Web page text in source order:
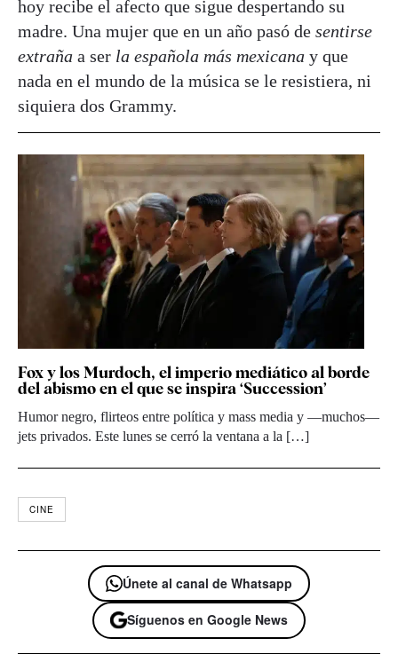
hoy recibe el afecto que sigue despertando su
madre. Una mujer que en un año pasó de sentirse
extraña a ser la española más mexicana y que
nada en el mundo de la música se le resistiera, ni
siquiera dos Grammy.
Fox y los Murdoch, el imperio mediático al borde
del abismo en el que se inspira ‘Succession’
Humor negro, flirteos entre política y mass media y —muchos—
jets privados. Este lunes se cerró la ventana a la […]
CINE
Únete al canal de Whatsapp
Síguenos en Google News